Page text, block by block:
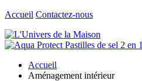
Accueil Contactez-nous
Accueil
Aménagement intérieur